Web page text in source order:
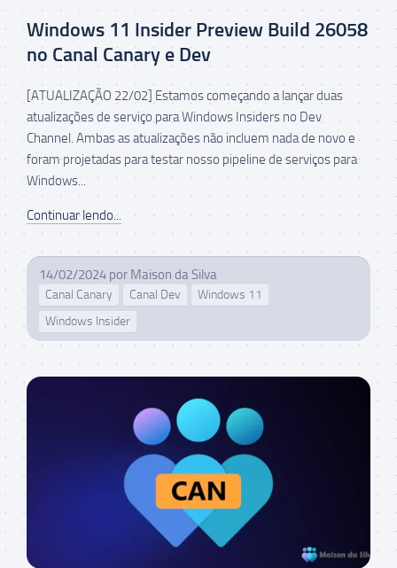
Windows 11 Insider Preview Build 26058
no Canal Canary e Dev
[ATUALIZAÇÃO 22/02] Estamos começando a lançar duas
atualizações de serviço para Windows Insiders no Dev
Channel. Ambas as atualizações não incluem nada de novo e
foram projetadas para testar nosso pipeline de serviços para
Windows...
Continuar lendo...
14/02/2024 por Maison da Silva
Canal Canary Canal Dev
Windows 11
Windows Insider